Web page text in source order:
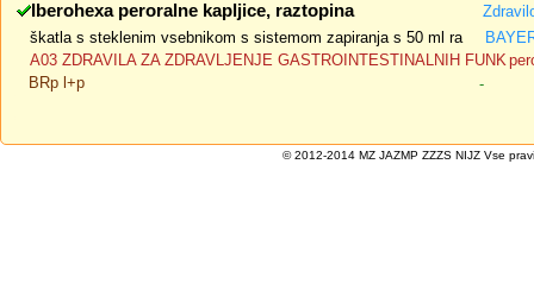
Iberohexa peroralne kapljice, raztopina
škatla s steklenim vsebnikom s sistemom zapiranja s 50 ml ra
A03 ZDRAVILA ZA ZDRAVLJENJE GASTROINTESTINALNIH FUNK
BRp l+p
-
© 2012-2014 MZ JAZMP ZZZS NIJZ Vse